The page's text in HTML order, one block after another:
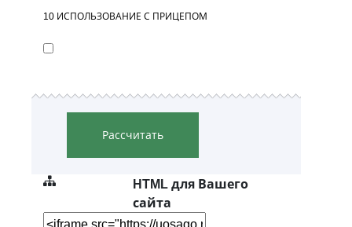
10 ИСПОЛЬЗОВАНИЕ С ПРИЦЕПОМ
Рассчитать
HTML для Вашего
сайта